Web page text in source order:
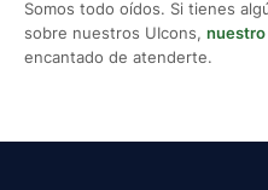
Somos todo oídos. Si tienes
sobre nuestros UIcons, nuestro
encantado de atenderte.